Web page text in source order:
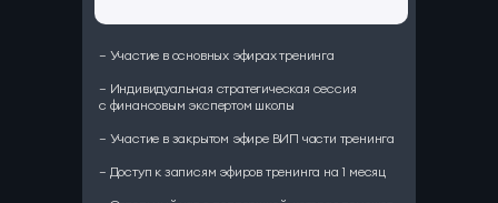
— Участие в основных эфирах тренинга
— Индивидуальная стратегическая сессия
с финансовым экспертом школы
— Участие в закрытом эфире ВИП части тренинга
— Доступ к записям эфиров тренинга на 1 месяц